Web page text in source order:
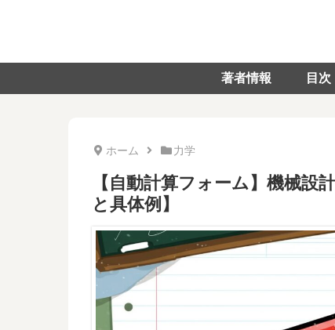
著者情報 目次
ホーム 力学
【自動計算フォーム】機械設
と具体例】